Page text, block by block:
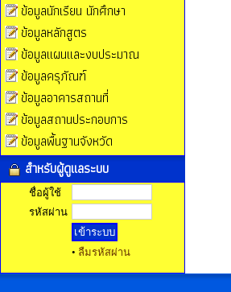
ข้อมูลนักเรียน นักศึกษา
ข้อมูลหลักสูตร
ข้อมูลแผนและงบประมาณ
ข้อมูลครุภัณฑ์
ข้อมูลอาคารสถานที่
ข้อมูลสถานประกอบการ
ข้อมูลพื้นฐานจังหวัด
สำหรับผู้ดูแลระบบ
ชื่อผู้ใช้
รหัสผ่าน
• ลืมรหัสผ่าน